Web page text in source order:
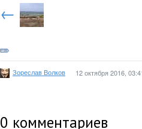
←
Зореслав Волков 12 октября 2016,
0 комментариев